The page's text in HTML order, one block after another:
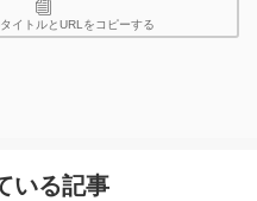
イトルとURLをコピーする
いる記事